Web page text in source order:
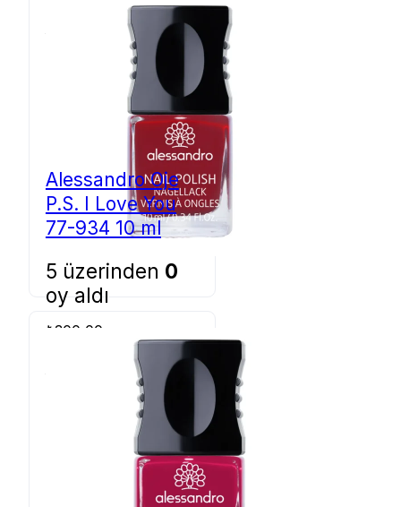
Sepete Ekle
Alessandro Oje
P.S. I Love You
77-934 10 ml
5 üzerinden 0
oy aldı
₺ 300,00
Sepete Ekle